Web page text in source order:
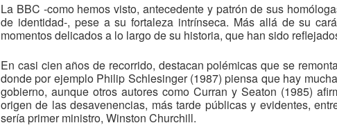
La BBC -como hemos visto, antecedente y patrón de sus
de identidad-, pese a su fortaleza intrínseca. Más allá de su
momentos delicados a lo largo de su historia, que han sido
En casi cien años de recorrido, destacan polémicas que se
donde por ejemplo Philip Schlesinger (1987) piensa que hay
gobierno, aunque otros autores como Curran y Seaton (1985)
origen de las desavenencias, más tarde públicas y evidentes,
sería primer ministro, Winston Churchill.